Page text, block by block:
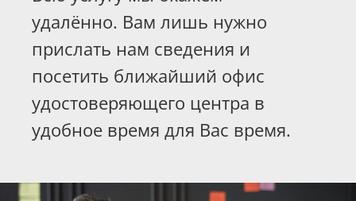
удалённо. Вам лишь нужно
прислать нам сведения и
посетить ближайший офис
удостоверяющего центра в
удобное время для Вас время.